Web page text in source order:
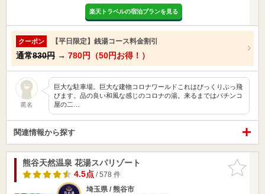
楽天トラベルの宿泊プランを見る
クーポン 【平日限定】銭湯コース料金割引
通常830円 → 780円（50円お得！）
匿名
巨大な駐車場。巨大な建物コロナワールドこれはびっくりぶっ飛
びます。品の良い和風な感じのコロナの湯。来るまではパチンコ
屋の二…
関連情報から探す
お気に入
りに追加
熊谷天然温泉 花湯スパリゾート
4.5点/ 578 件
埼玉県 / 熊谷市